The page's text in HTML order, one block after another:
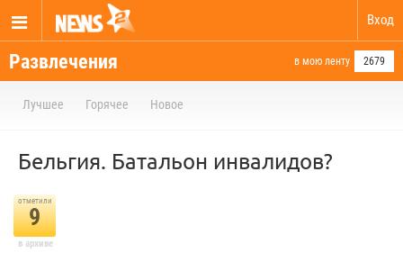
Вход
Развлечения в мою ленту 2679
Лучшее Горячее Новое
Бельгия. Батальон инвалидов?
отметили
9
в архиве